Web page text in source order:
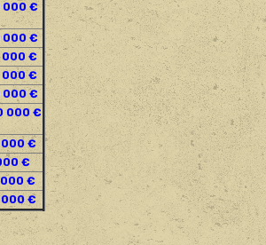
€
000 €
000 €
000 €
000 €
000 €
€
€
€
€